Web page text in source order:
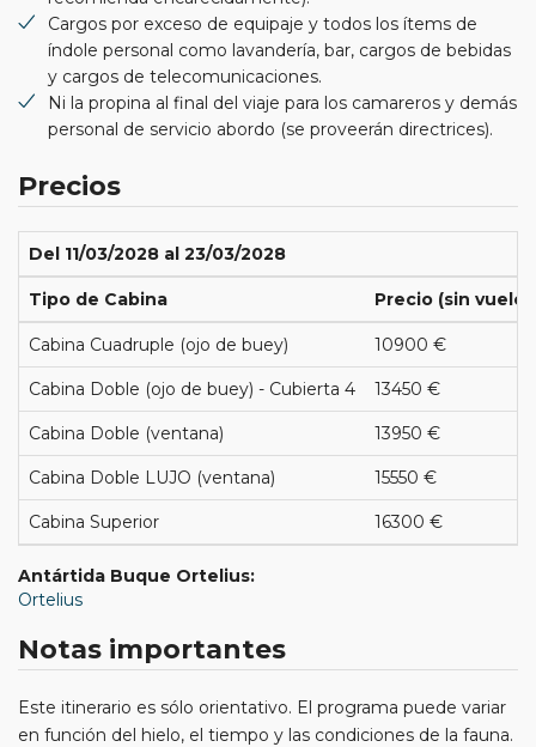
Cargos por exceso de equipaje y todos los ítems de
índole personal como lavandería, bar, cargos de bebidas
y cargos de telecomunicaciones.
Ni la propina al final del viaje para los camareros y demás
personal de servicio abordo (se proveerán directrices).
Precios
Del 11/03/2028 al 23/03/2028
Tipo de Cabina Precio (sin
Cabina Cuadruple (ojo de buey) 10900 €
Cabina Doble (ojo de buey) - Cubierta 4 13450 €
Cabina Doble (ventana) 13950 €
Cabina Doble LUJO (ventana) 15550 €
Cabina Superior 16300 €
Antártida Buque Ortelius:
Ortelius
Notas importantes
Este itinerario es sólo orientativo. El programa puede variar
en función del hielo, el tiempo y las condiciones de la fauna.